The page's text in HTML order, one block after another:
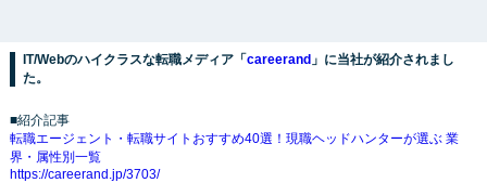
IT/Webのハイクラスな転職メディア「careerand」に当社が紹介されまし
た。
■紹介記事
転職エージェント・転職サイトおすすめ40選！現職ヘッドハンターが選ぶ 業
界・属性別一覧
https://careerand.jp/3703/